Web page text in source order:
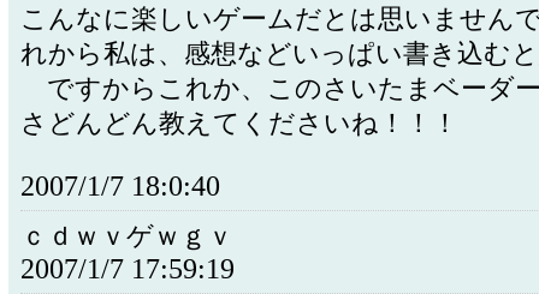
こんなに楽しいゲームだとは思いません
れから私は、感想などいっぱい書き込む
ですからこれか、このさいたまベーダ
さどんどん教えてくださいね！！！
2007/1/7 18:0:40
ｃｄｗｖゲｗｇｖ
2007/1/7 17:59:19